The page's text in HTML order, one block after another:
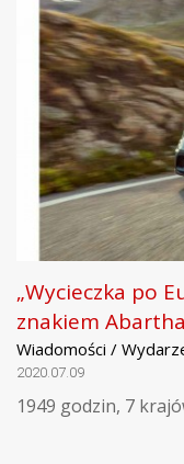
„Wycieczka po
znakiem Abartha
Wiadomości /
2020.07.09
1949 godzin, 7